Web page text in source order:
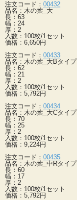
注文コード： 00432
品名：木の葉_大
長：63
幅：24
厚：2
入数：100枚/1セット
価格：6,650円
注文コード： 00433
品名：木の葉_大Bタイプ
長：62
幅：21
厚：2
入数：100枚/1セット
価格：5,792円
注文コード： 00434
品名：木の葉_大Cタイプ
長：70
幅：25
厚：2
入数：100枚/1セット
価格：9,224円
注文コード： 00435
品名：木の葉_中Rタイプ
長：60
幅：17
厚：2
入数：100枚/1セット
価格：5,792円